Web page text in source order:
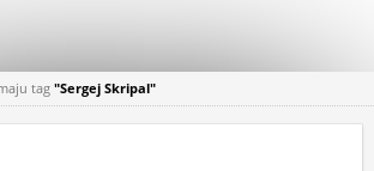
tag "Sergej Skripal"